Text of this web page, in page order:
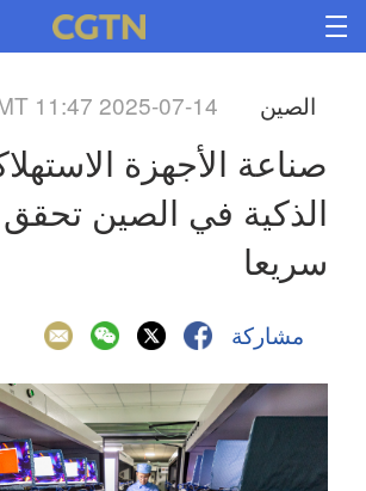
الصين 11:47 2025-07-14
سريعا
مشاركة